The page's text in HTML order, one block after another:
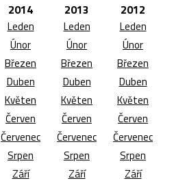
2014
Leden
Únor
Březen
Duben
Květen
Červen
Červenec
Srpen
Září
2013
Leden
Únor
Březen
Duben
Květen
Červen
Červenec
Srpen
Září
2012
Leden
Únor
Březen
Duben
Květen
Červen
Červenec
Srpen
Září